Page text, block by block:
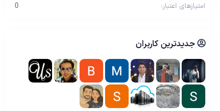
امتیازهای اعتبار
0
جدیدترین کاربران